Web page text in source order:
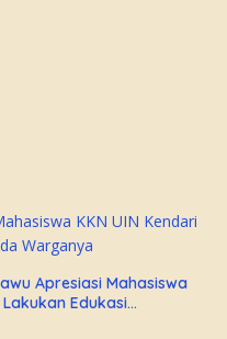
Apresiasi Mahasiswa
Lakukan Edukasi